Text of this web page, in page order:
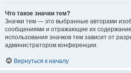
Что такое значки тем?
Значки тем — это выбранные авторами
сообщениями и отражающие их
использования значков тем зависит от
администратором конференции.
Вернуться к началу